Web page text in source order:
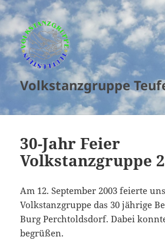
Volkstanzgruppe
30-Jahr Feier
Volkstanzgruppe
Am 12. September 2003 feierte
Volkstanzgruppe das 30 jährige
Burg Perchtoldsdorf. Dabei
begrüßen.